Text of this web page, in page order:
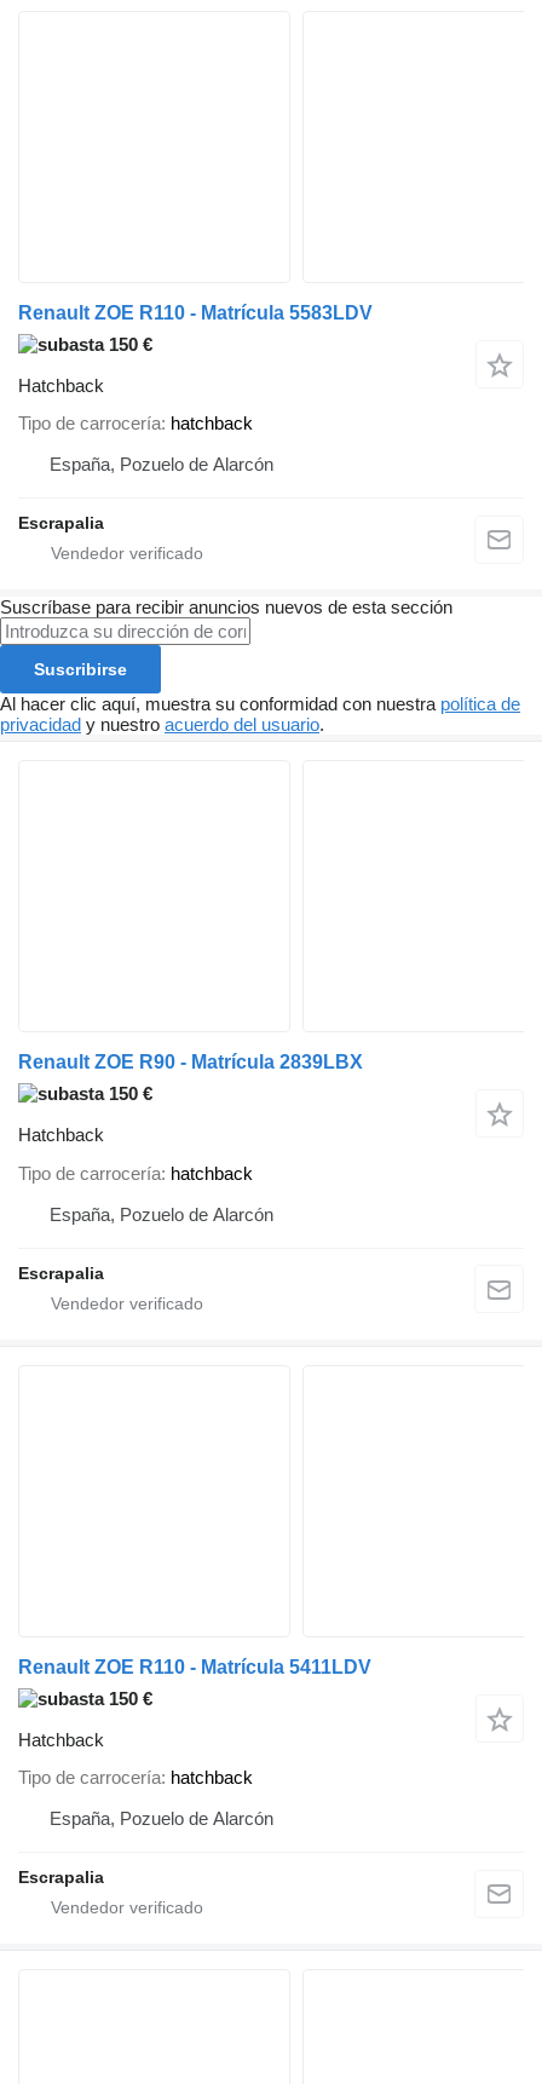
Renault ZOE R110 - Matrícula 5583LDV
150 €
Hatchback
Tipo de carrocería hatchback
España, Pozuelo de Alarcón
Escrapalia
Suscríbase para recibir anuncios nuevos de esta sección
Suscribirse
Al hacer clic aquí, muestra su conformidad con nuestra política de
privacidad y nuestro acuerdo del usuario.
Renault ZOE R90 - Matrícula 2839LBX
150 €
Hatchback
Tipo de carrocería hatchback
España, Pozuelo de Alarcón
Escrapalia
Renault ZOE R110 - Matrícula 5411LDV
150 €
Hatchback
Tipo de carrocería hatchback
España, Pozuelo de Alarcón
Escrapalia